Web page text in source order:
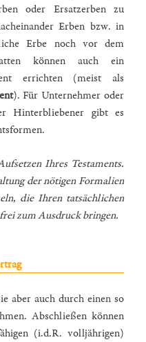
oder Ersatzerben zu
Erben bzw. in
Erbe noch vor dem
können auch ein
errichten (meist als
). Für Unternehmer oder
Hinterbliebener gibt es
Ihres Testaments.
der nötigen Formalien
die Ihren tatsächlichen
zum Ausdruck bringen.
aber auch durch einen so
Abschließen können
(i.d.R. volljährigen)